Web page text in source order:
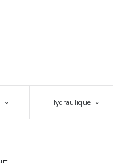
Hydraulique